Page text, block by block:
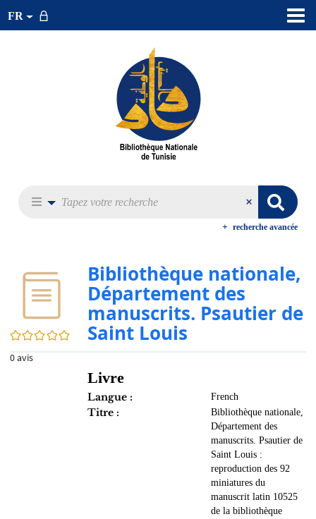
FR
recherche avancée
0/5
0avis
Bibliothèque nationale,
Département des
manuscrits. Psautier de
Saint Louis
Livre
Langue : French
Titre :
Bibliothèque nationale,
Département des
manuscrits. Psautier de
Saint Louis :
reproduction des 92
miniatures du
manuscrit latin 10525
de la bibliothèque